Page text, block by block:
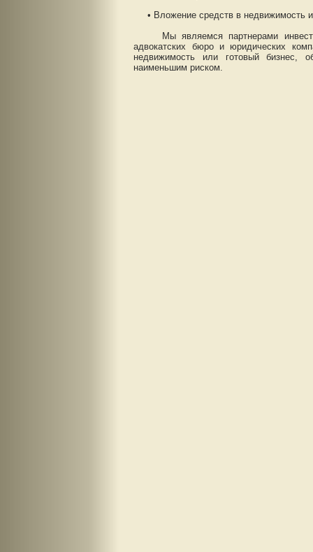
• Вложение средств в недвижимость
Мы являемся партнерами
адвокатских бюро и юридических
недвижимость или готовый бизнес,
наименьшим риском.